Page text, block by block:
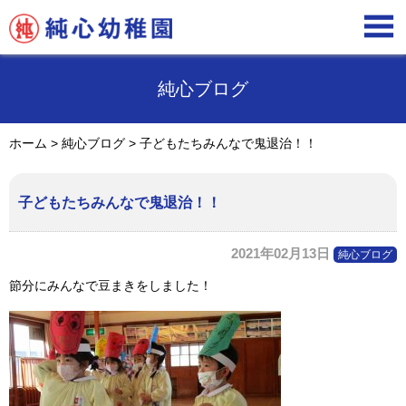

純心ブログ
ホーム > 純心ブログ > 子どもたちみんなで鬼退治！！
子どもたちみんなで鬼退治！！
2021年02月13日 純心ブログ
節分にみんなで豆まきをしました！